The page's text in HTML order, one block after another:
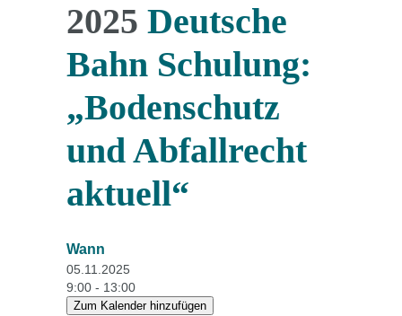
2025 Deutsche
Bahn Schulung:
„Bodenschutz
und Abfallrecht
aktuell“
Wann
05.11.2025
9:00 - 13:00
Zum Kalender hinzufügen